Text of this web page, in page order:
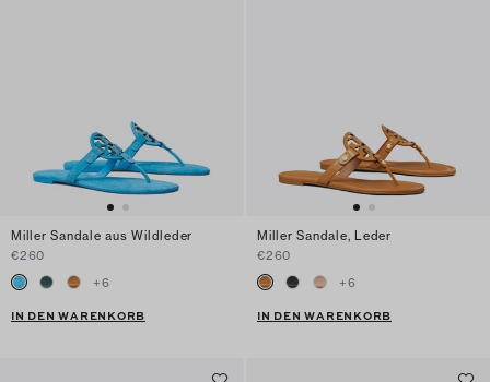
Miller Sandale aus Wildleder
€260
+6
IN DEN WARENKORB
Miller Sandale, Leder
€260
+6
IN DEN WARENKORB